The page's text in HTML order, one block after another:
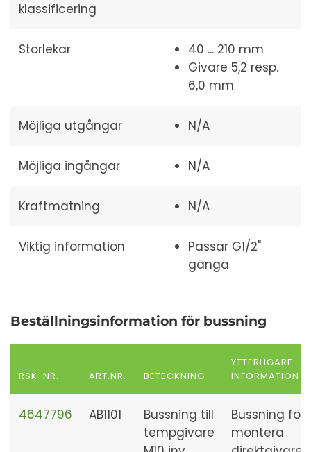
klassificering
Storlekar
40 ... 210 mm
Givare 5,2 resp.
6,0 mm
Möjliga utgångar N/A
Möjliga ingångar N/A
Kraftmatning N/A
Viktig information
Passar G1/2"
gänga
Beställningsinformation för bussning
RSK-NR. ART.NR. BETECKNING
YTTERLIGARE
INFORMATION
4647796 AB1101
Bussning till
tempgivare
Bussning för
montera